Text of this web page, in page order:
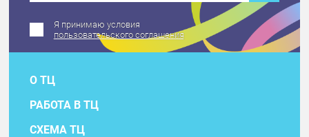
Я принимаю условия
пользовательского соглашения
О ТЦ
РАБОТА В ТЦ
СХЕМА ТЦ